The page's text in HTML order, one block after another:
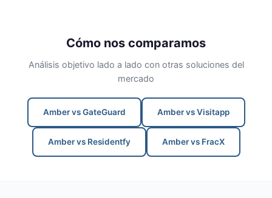
Cómo nos comparamos
Análisis objetivo lado a lado con otras soluciones del
mercado
Amber vs GateGuard Amber vs Visitapp
Amber vs Residentfy Amber vs FracX